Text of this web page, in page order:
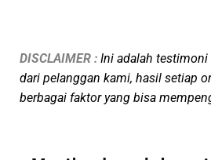
DISCLAIMER : Ini adalah testimoni
dari pelanggan kami, hasil setiap
berbagai faktor yang bisa